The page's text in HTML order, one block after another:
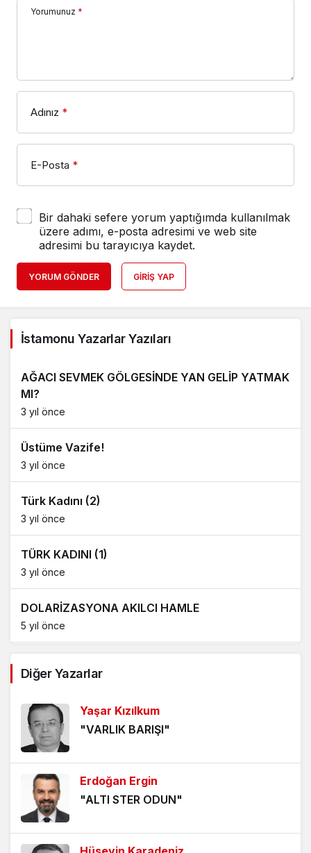
Yorumunuz *
Adınız *
E-Posta *
Bir dahaki sefere yorum yaptığımda kullanılmak
üzere adımı, e-posta adresimi ve web site
adresimi bu tarayıcıya kaydet.
YORUM GÖNDER GIRIŞ YAP
İstamonu Yazarlar Yazıları
AĞACI SEVMEK GÖLGESİNDE YAN GELİP YATMAK
MI?
3 yıl önce
Üstüme Vazife!
3 yıl önce
Türk Kadını (2)
3 yıl önce
TÜRK KADINI (1)
3 yıl önce
DOLARİZASYONA AKILCI HAMLE
5 yıl önce
5 yıl önce
ÖLÜMÜ BEKLEMEK
5 yıl önce
5 yıl önce
VİZYONER KASTAMONULULAR NEREDESİNİZ?
Diğer Yazarlar
Yaşar Kızılkum
"VARLIK BARIŞI"
Erdoğan Ergin
"ALTI STER ODUN"